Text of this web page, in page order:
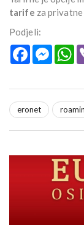
tarife za
Podjeli:
Facebook
eronet